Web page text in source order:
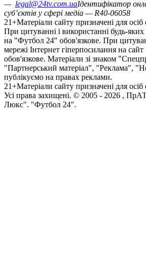
— legal@24tv.com.uaІдентифікатор
суб’єктів у сфері медіа — R40-06058
21+Матеріали сайту призначені для
При цитуванні і використанні будь-яких
на "Футбол 24" обов'язкове. При
мережі Інтернет гіперпосилання на сайт
обов'язкове. Матеріали зі знаком
"Партнерський матеріал", "Реклама",
публікуємо на правах реклами.
21+Матеріали сайту призначені для
Усi права захищенi. © 2005 - 2026 , ПрАТ
Люкс". "Футбол 24".